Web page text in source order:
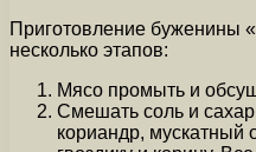
Приготовление буженины
несколько этапов:
Мясо промыть и
Смешать соль и
кориандр, мускатный